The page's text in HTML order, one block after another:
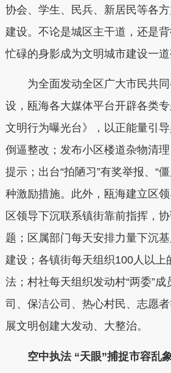
协会、学生、民兵、新居民等各
建设。不论是城区主干道，还是
忙碌的身影成为文明城市建设一道
为全面发动全区广大市民共同
设，瓯海各大媒体平台开辟各类
文明行为曝光台》，以正能量引
倒逼整改；发布小区楼道杂物清
提示；出台“拍陋习”有奖举报、“
种激励措施。此外，瓯海建立区领
区领导下沉联系镇街靠前指挥，
题；区属部门每天安排力量下沉
建设；各镇街每天组织100人以上
法；村社每天组织发动村“两委”
司、保洁公司、热心村民、志愿
展文明创建大发动、大整治。
空中执法 “天眼”捕捉市容乱象